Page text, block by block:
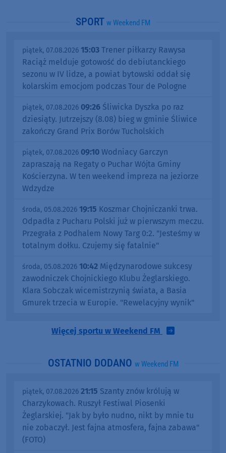
SPORT w Weekend FM
piątek, 07.08.2026 15:03 Trener piłkarzy Rawysa
Raciąż melduje gotowość do debiutanckiego
sezonu w IV lidze, a powiat bytowski oddał się
kolarskim emocjom podczas Tour de Pologne
piątek, 07.08.2026 09:26 Śliwicka Dyszka po raz
dziesiąty. Jutrzejszy (8.08) bieg w gminie Śliwice
zakończy Grand Prix Borów Tucholskich
piątek, 07.08.2026 09:10 Wodniacy Garczyn
zapraszają na Regaty o Puchar Wójta Gminy
Kościerzyna. W ten weekend impreza na jeziorze
Wdzydze
środa, 05.08.2026 19:15 Koszmar Chojniczanki trwa.
Odpadła z Pucharu Polski już w pierwszym meczu.
Przegrała z Podhalem Nowy Targ 0:2. "Jesteśmy w
totalnym dołku. Czujemy się fatalnie"
środa, 05.08.2026 10:42 Międzynarodowe sukcesy
zawodniczek Chojnickiego Klubu Żeglarskiego.
Klara Sobczak wicemistrzynią świata, a Basia
Gmurek trzecia w Europie. "Rewelacyjny wynik"
Więcej sportu w Weekend FM
OSTATNIO DODANO w Weekend FM
piątek, 07.08.2026 21:15 Szanty znów królują w
Charzykowach. Ruszył Festiwal Piosenki
Żeglarskiej. "Jak by było nudno, nikt by mnie tu
nie zobaczył. Jest fajna atmosfera, fajna zabawa"
(FOTO)